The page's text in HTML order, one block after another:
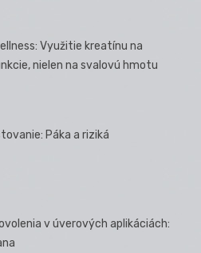
Využitie kreatínu na
nielen na svalovú hmotu
Páka a riziká
v úverových aplikáciách: